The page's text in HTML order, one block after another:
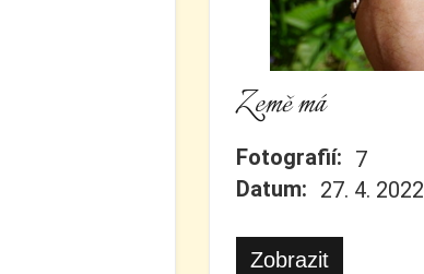
Země má
Fotografií: 7
Datum: 27. 4. 2022
Zobrazit